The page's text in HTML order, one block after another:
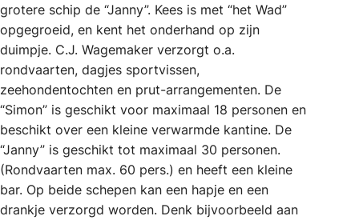
grotere schip de “Janny”. Kees is met “het Wad”
opgegroeid, en kent het onderhand op zijn
duimpje. C.J. Wagemaker verzorgt o.a.
rondvaarten, dagjes sportvissen,
zeehondentochten en prut-arrangementen. De
“Simon” is geschikt voor maximaal 18 personen en
beschikt over een kleine verwarmde kantine. De
“Janny” is geschikt tot maximaal 30 personen.
(Rondvaarten max. 60 pers.) en heeft een kleine
bar. Op beide schepen kan een hapje en een
drankje verzorgd worden. Denk bijvoorbeeld aan